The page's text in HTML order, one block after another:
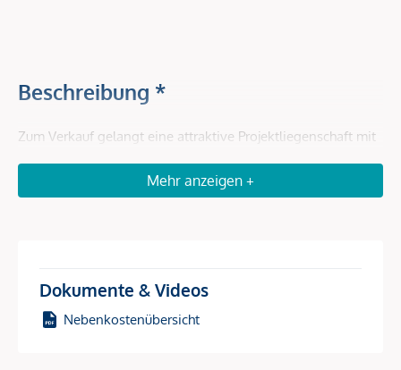
Beschreibung *
Zum Verkauf gelangt eine attraktive Projektliegenschaft mit
touristisch stärksten Regionen Kärntens.
(Serviced Apartments / Mitarbeiterwohnen) und überzeugt
durch seine klare Struktur, effiziente Grundrisse und
Mehr anzeigen +
Dokumente & Videos
Nebenkostenübersicht